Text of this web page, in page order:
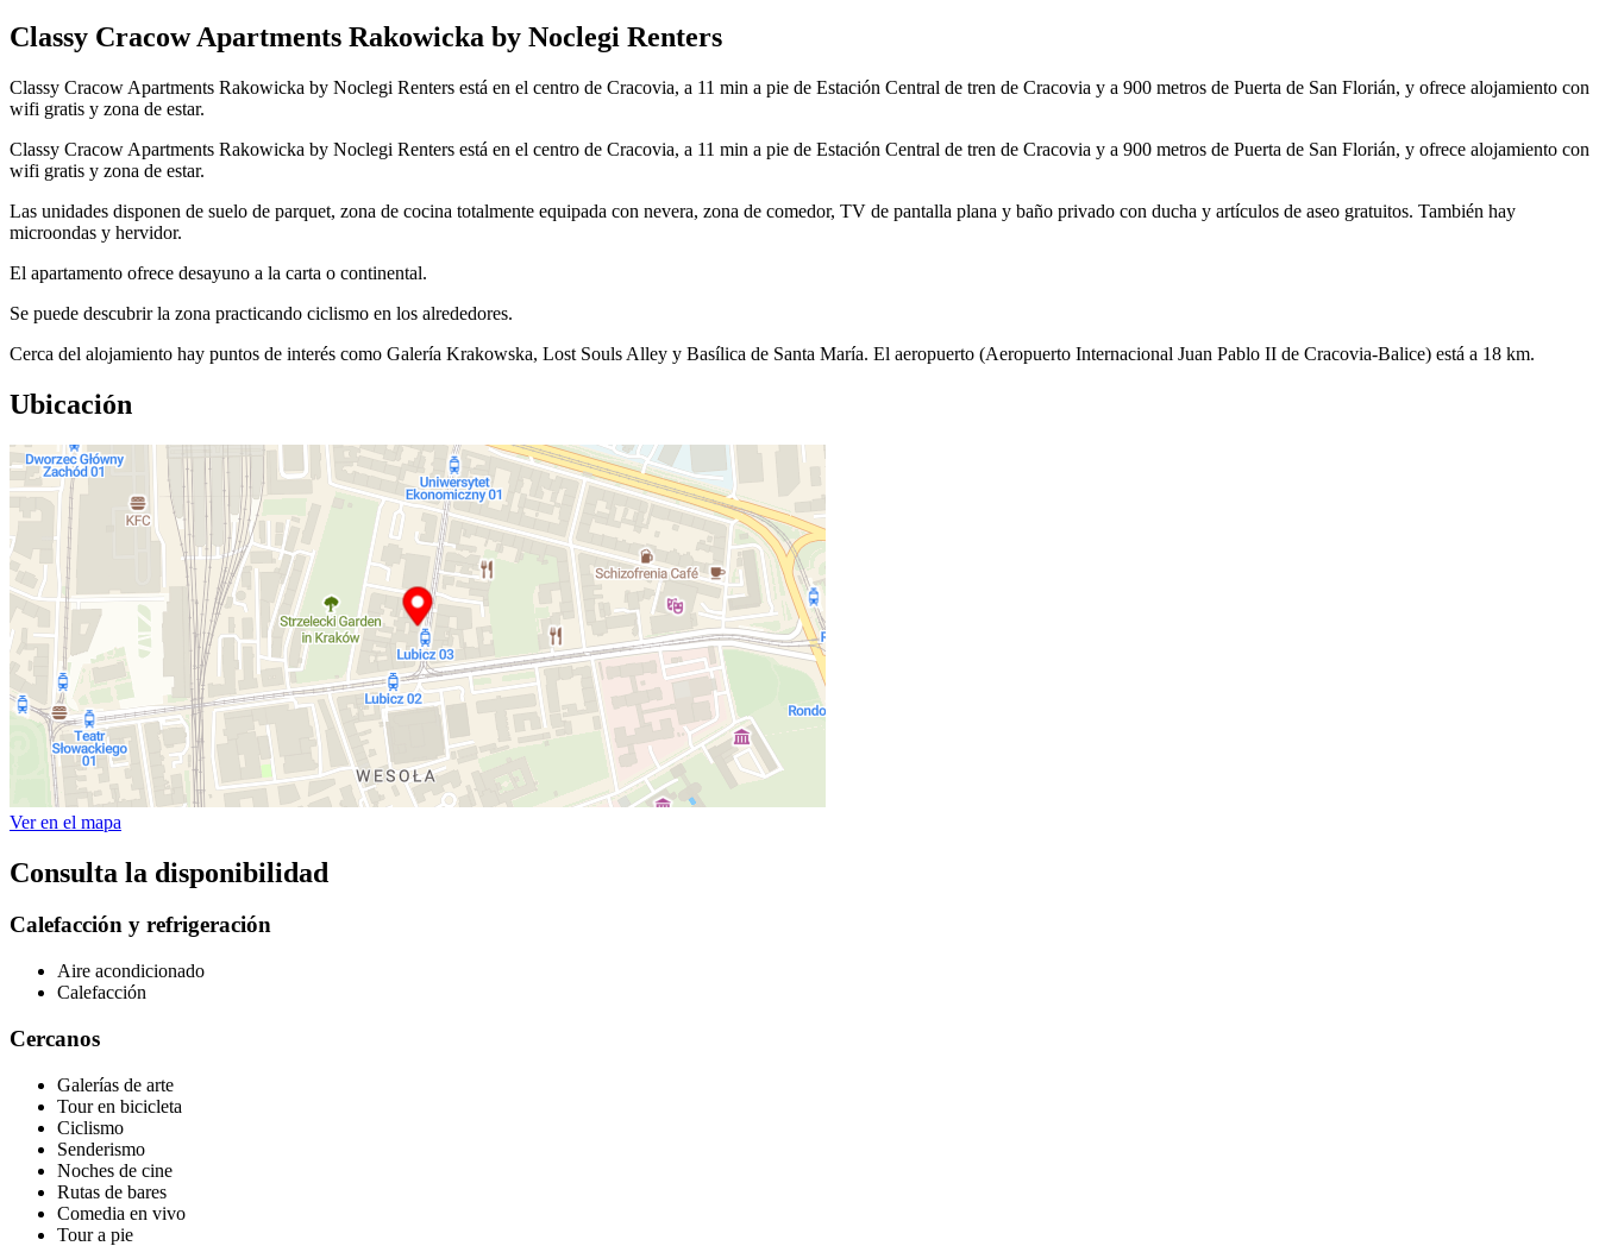
Classy Cracow Apartments Rakowicka by Noclegi Renters
Classy Cracow Apartments Rakowicka by Noclegi Renters está en el centro de Cracovia, a 11 min a pie de Estación Central de tren de Cracovia y a 900 metros de Puerta de San Florián, y ofrece alojamiento con
wifi gratis y zona de estar.
Classy Cracow Apartments Rakowicka by Noclegi Renters está en el centro de Cracovia, a 11 min a pie de Estación Central de tren de Cracovia y a 900 metros de Puerta de San Florián, y ofrece alojamiento con
wifi gratis y zona de estar.
Las unidades disponen de suelo de parquet, zona de cocina totalmente equipada con nevera, zona de comedor, TV de pantalla plana y baño privado con ducha y artículos de aseo gratuitos. También hay
microondas y hervidor.
El apartamento ofrece desayuno a la carta o continental.
Se puede descubrir la zona practicando ciclismo en los alrededores.
Cerca del alojamiento hay puntos de interés como Galería Krakowska, Lost Souls Alley y Basílica de Santa María. El aeropuerto (Aeropuerto Internacional Juan Pablo II de Cracovia-Balice) está a 18 km.
Ubicación
Ver en el mapa
Consulta la disponibilidad
Calefacción y refrigeración
Aire acondicionado
Calefacción
Cercanos
Galerías de arte
Tour en bicicleta
Ciclismo
Senderismo
Noches de cine
Rutas de bares
Comedia en vivo
Tour a pie